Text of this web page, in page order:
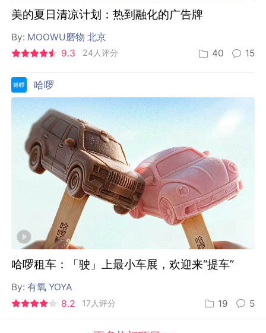
美的夏日清凉计划：热到融化的广告牌
By: MOOWU磨物 北京
9.3
24人评分 40 15
哈啰
哈啰租车：「驶」上最小车展，欢迎来“提车”
By:有氧 YOYA
8.2
17人评分 19 5